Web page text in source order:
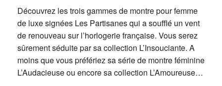
Découvrez les trois gammes de montre pour femme
de luxe signées Les Partisanes qui a soufflé un vent
de renouveau sur l’horlogerie française. Vous serez
sûrement séduite par sa collection L’Insouciante. A
moins que vous préfériez sa série de montre féminine
L’Audacieuse ou encore sa collection L’Amoureuse…